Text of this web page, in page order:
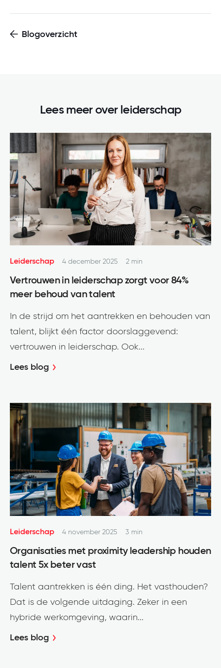
Blogoverzicht
Lees meer over leiderschap
Leiderschap 4 december 2025 2 min
Vertrouwen in leiderschap zorgt voor 84%
meer behoud van talent
In de strijd om het aantrekken en behouden van
talent, blijkt één factor doorslaggevend:
vertrouwen in leiderschap. Ook...
Lees blog
Leiderschap 4 november 2025 3 min
Organisaties met proximity leadership houden
talent 5x beter vast
Talent aantrekken is één ding. Het vasthouden?
Dat is de volgende uitdaging. Zeker in een
hybride werkomgeving, waarin...
Lees blog